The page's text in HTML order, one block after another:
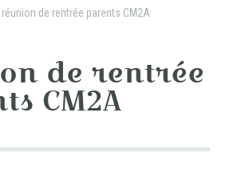
réunion de rentrée parents CM2A
de rentrée
CM2A